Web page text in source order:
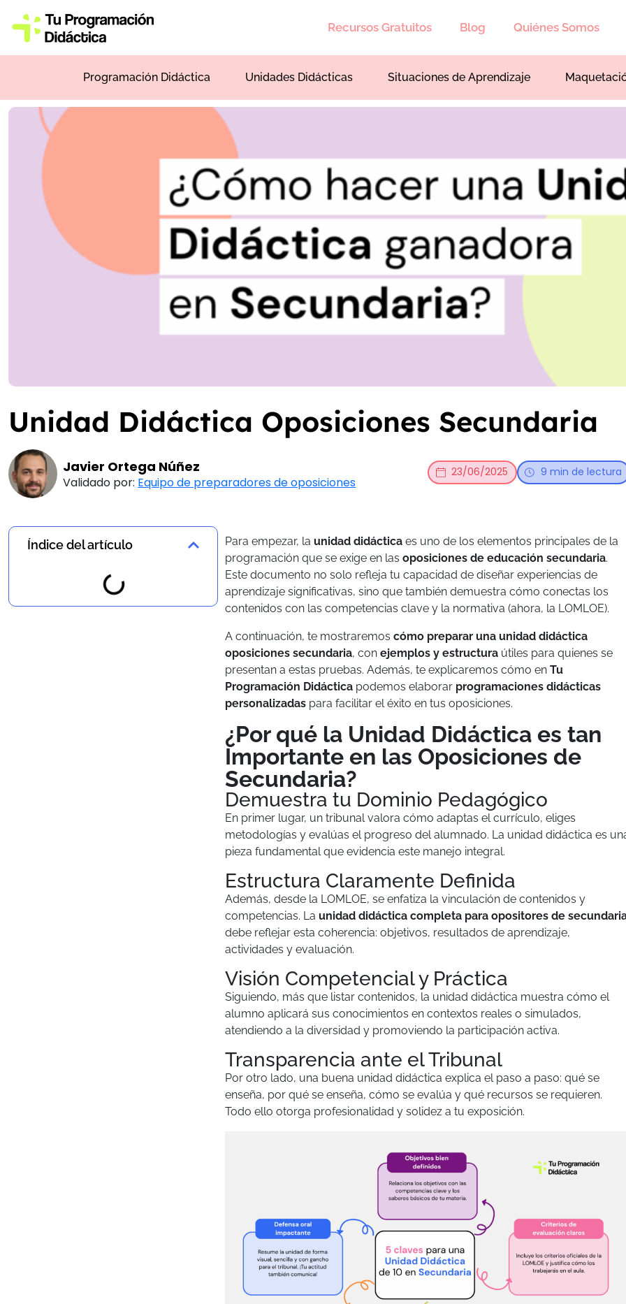
Recursos Gratuitos Blog Quiénes Somos
Programación Didáctica Unidades Didácticas Situaciones de Aprendizaje
Unidad Didáctica Oposiciones Secundaria
Javier Ortega Núñez
Validado por: Equipo de preparadores de oposiciones
23/06/2025 9 min de lectura
Índice del artículo Para empezar, la unidad didáctica es uno de los elementos principales de la
programación que se exige en las oposiciones de educación secundaria.
Este documento no solo refleja tu capacidad de diseñar experiencias de
aprendizaje significativas, sino que también demuestra cómo conectas los
contenidos con las competencias clave y la normativa (ahora, la LOMLOE).
A continuación, te mostraremos cómo preparar una unidad didáctica
oposiciones secundaria, con ejemplos y estructura útiles para quienes se
presentan a estas pruebas. Además, te explicaremos cómo en Tu
Programación Didáctica podemos elaborar programaciones didácticas
personalizadas para facilitar el éxito en tus oposiciones.
¿Por qué la Unidad Didáctica es tan
Importante en las Oposiciones de
Secundaria?
Demuestra tu Dominio Pedagógico
En primer lugar, un tribunal valora cómo adaptas el currículo, eliges
metodologías y evalúas el progreso del alumnado. La unidad didáctica es
pieza fundamental que evidencia este manejo integral.
Estructura Claramente Definida
Además, desde la LOMLOE, se enfatiza la vinculación de contenidos y
competencias. La unidad didáctica completa para opositores de
debe reflejar esta coherencia: objetivos, resultados de aprendizaje,
actividades y evaluación.
Visión Competencial y Práctica
Siguiendo, más que listar contenidos, la unidad didáctica muestra cómo el
alumno aplicará sus conocimientos en contextos reales o simulados,
atendiendo a la diversidad y promoviendo la participación activa.
Transparencia ante el Tribunal
Por otro lado, una buena unidad didáctica explica el paso a paso: qué se
enseña, por qué se enseña, cómo se evalúa y qué recursos se requieren.
Todo ello otorga profesionalidad y solidez a tu exposición.